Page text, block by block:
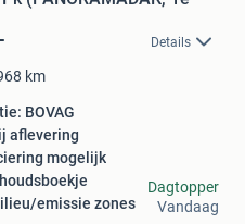
Details
km
BOVAG
aflevering
mogelijk
emissie zones
Dagtopper
Vandaag